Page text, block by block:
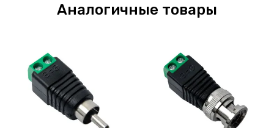
Аналогичные товары